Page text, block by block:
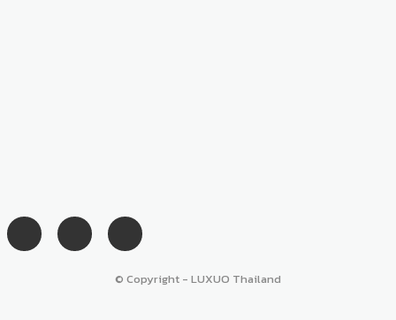
© Copyright - LUXUO Thailand